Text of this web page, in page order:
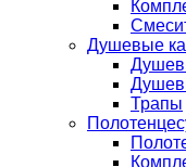
Душевые
Трапы